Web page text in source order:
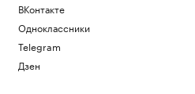
ВКонтакте
Одноклассники
Telegram
Дзен